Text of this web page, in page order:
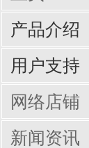
产品介绍
输入周边设备
网线/线缆
电脑配件
手机/平板配件
桌子
椅子
商业办公
用户支持
驱动/说明书下载
Q&A（常见问题）
网络店铺
新闻资讯